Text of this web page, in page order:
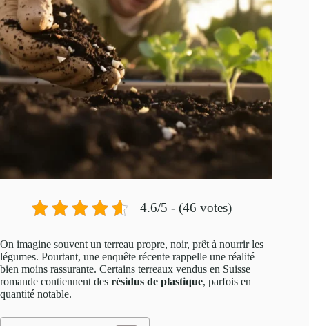
4.6/5 - (46 votes)
On imagine souvent un terreau propre, noir, prêt à nourrir les
légumes. Pourtant, une enquête récente rappelle une réalité
bien moins rassurante. Certains terreaux vendus en Suisse
romande contiennent des résidus de plastique, parfois en
quantité notable.